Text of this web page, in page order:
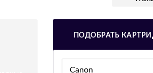
ПОДОБРАТЬ
Canon